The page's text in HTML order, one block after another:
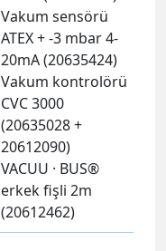
Vakum sensörü
ATEX + -3 mbar 4-
20mA (20635424)
Vakum kontrolörü
CVC 3000
(20635028 +
20612090)
VACUU · BUS®
erkek fişli 2m
(20612462)